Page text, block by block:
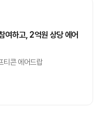
하고, 2억원 상당 에어
티콘 에어드랍